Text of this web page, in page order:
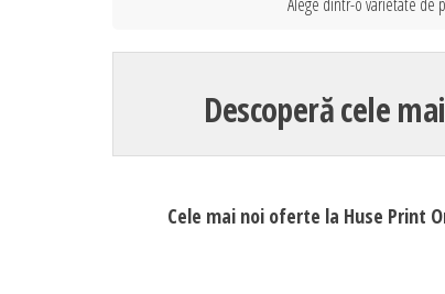
Descoperă cele
Cele mai noi oferte la Huse Print